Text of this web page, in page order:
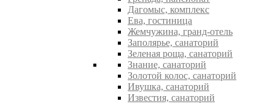
Дагомыс, комплекс
Ева, гостиница
Жемчужина, гранд-отель
Заполярье, санаторий
Зеленая роща, санаторий
Знание, санаторий
Золотой колос, санаторий
Ивушка, санаторий
Известия, санаторий